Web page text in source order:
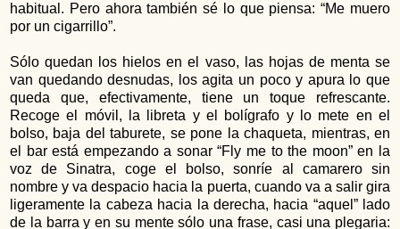
habitual. Pero ahora también sé lo que piensa: “Me muero
por un cigarrillo”.
Sólo quedan los hielos en el vaso, las hojas de menta se
van quedando desnudas, los agita un poco y apura lo que
queda que, efectivamente, tiene un toque refrescante.
Recoge el móvil, la libreta y el bolígrafo y lo mete en el
bolso, baja del taburete, se pone la chaqueta, mientras, en
el bar está empezando a sonar “Fly me to the moon” en la
voz de Sinatra, coge el bolso, sonríe al camarero sin
nombre y va despacio hacia la puerta, cuando va a salir gira
ligeramente la cabeza hacia la derecha, hacia “aquel” lado
de la barra y en su mente sólo una frase, casi una plegaria: